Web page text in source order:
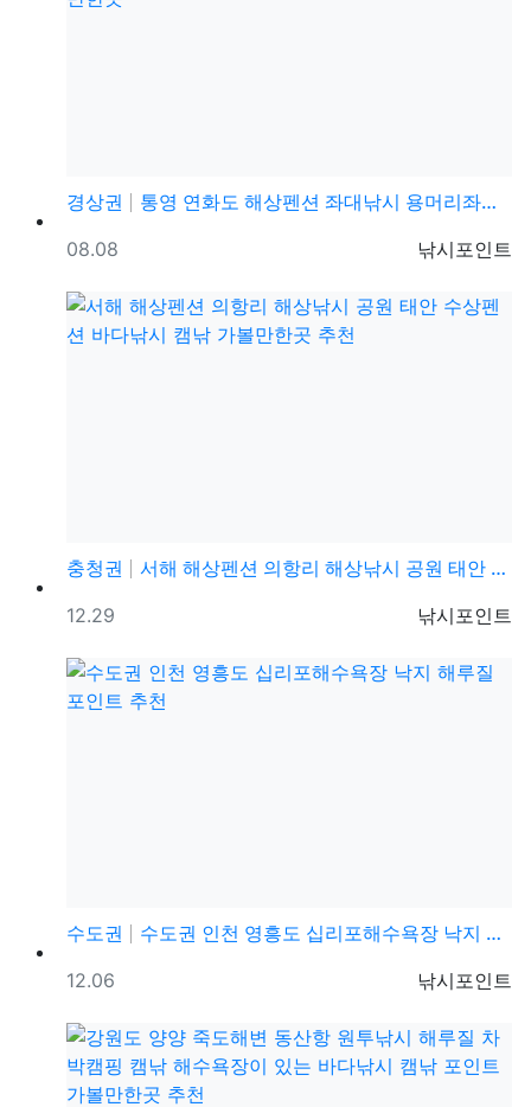
경상권
통영 연화도 해상펜션 좌대낚시 용머리좌대 1박 4만원 …
등록자
낚시포인트
등록일
08.08
충청권
서해 해상펜션 의항리 해상낚시 공원 태안 수상펜션 바다…
등록자
낚시포인트
등록일
12.29
수도권
수도권 인천 영흥도 십리포해수욕장 낙지 해루질 포인트 …
등록자
낚시포인트
등록일
12.06